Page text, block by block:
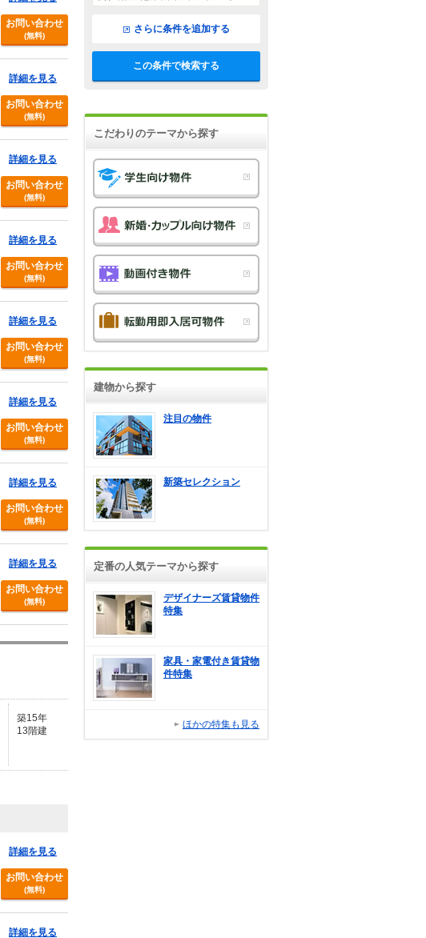
お問い合わせ
(無料)
詳細を見る
お問い合わせ
(無料)
詳細を見る
お問い合わせ
(無料)
詳細を見る
お問い合わせ
(無料)
詳細を見る
お問い合わせ
(無料)
詳細を見る
お問い合わせ
(無料)
詳細を見る
お問い合わせ
(無料)
詳細を見る
お問い合わせ
(無料)
築15年
13階建
詳細を見る
お問い合わせ
(無料)
詳細を見る
さらに条件を追加する
この条件で検索する
こだわりのテーマから探す
建物から探す
注目の物件
新築セレクション
定番の人気テーマから探す
デザイナーズ賃貸物件
特集
家具・家電付き賃貸物
件特集
ほかの特集も見る